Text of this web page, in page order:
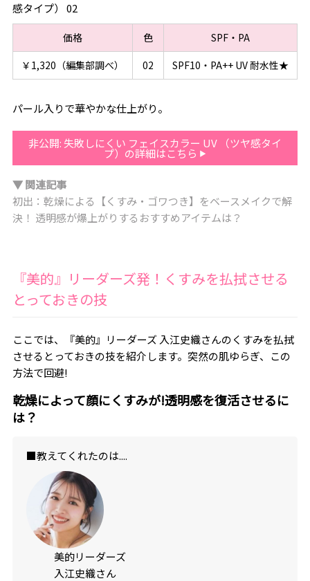
感タイプ） 02
価格 色
SPF・PA
￥1,320（編集部調べ）
02 SPF10・PA++ UV 耐水性★
パール入りで華やかな仕上がり。
非公開: 失敗しにくい フェイスカラー UV （ツヤ感タイ
プ）の詳細はこちら
▼ 関連記事
初出：乾燥による【くすみ・ゴワつき】をベースメイクで解
決！ 透明感が爆上がりするおすすめアイテムは？
『美的』リーダーズ発！くすみを払拭させる
とっておきの技
ここでは、『美的』リーダーズ 入江史織さんのくすみを払拭
させるとっておきの技を紹介します。突然の肌ゆらぎ、この
方法で回避!
乾燥によって顔にくすみが!透明感を復活させるに
は？
■教えてくれたのは....
美的リーダーズ
入江史織さん